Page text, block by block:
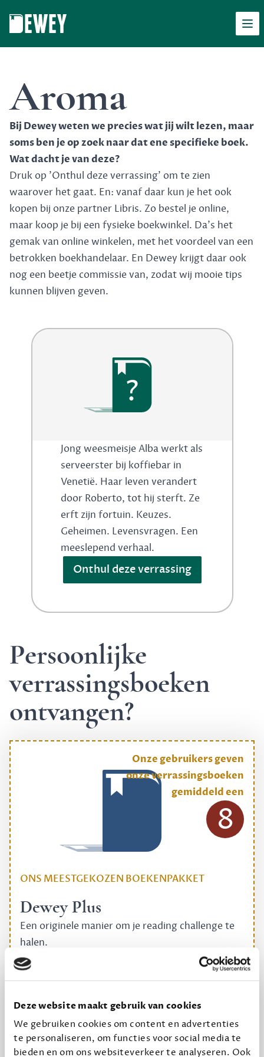
Deze website maakt gebruik van cookies
We gebruiken cookies om content en advertenties
te personaliseren, om functies voor social media te
bieden en om ons websiteverkeer te analyseren. Ook
Aroma
Bij Dewey weten we precies wat jij wilt lezen, maar
soms ben je op zoek naar dat ene specifieke boek.
Wat dacht je van deze?
Druk op 'Onthul deze verrassing' om te zien
waarover het gaat. En: vanaf daar kun je het ook
kopen bij onze partner Libris. Zo bestel je online,
maar koop je bij een fysieke boekwinkel. Da's het
gemak van online winkelen, met het voordeel van een
betrokken boekhandelaar. En Dewey krijgt daar ook
nog een beetje commissie van, zodat wij mooie tips
kunnen blijven geven.
?
Jong weesmeisje Alba werkt als
serveerster bij koffiebar in
Venetië. Haar leven verandert
door Roberto, tot hij sterft. Ze
erft zijn fortuin. Keuzes.
Geheimen. Levensvragen. Een
meeslepend verhaal.
Onthul deze verrassing
Persoonlijke
verrassingsboeken
ontvangen?
ONS MEESTGEKOZEN BOEKENPAKKET
Dewey Plus
Een originele manier om je reading challenge te
halen.
12,50 per maand, incl. verzending
Geef cadeau
Onze gebruikers geven
onze verrassingsboeken
gemiddeld een
8